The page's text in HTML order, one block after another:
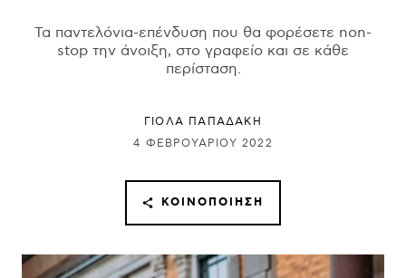
Τα παντελόνια-επένδυση που θα φορέσετε non-
stop την άνοιξη, στο γραφείο και σε κάθε
περίσταση.
ΓΙΌΛΑ ΠΑΠΑΔΆΚΗ
4 ΦΕΒΡΟΥΑΡΊΟΥ 2022
ΚΟΙΝΟΠΟΊΗΣΗ